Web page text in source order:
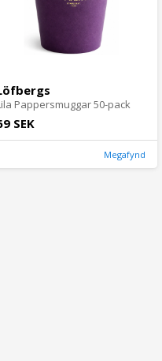
Pappersmuggar 50-pack
SEK
Megafynd